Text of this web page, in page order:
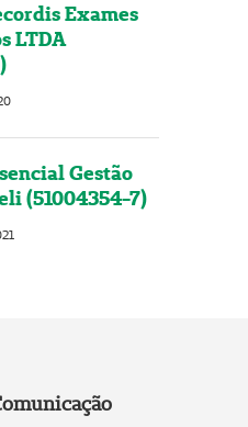
Exames
LTDA
Gestão
(51004354-7)